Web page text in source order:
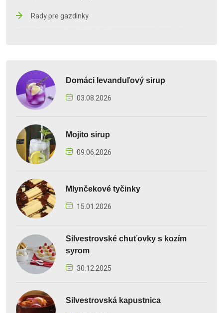
Rady pre gazdinky
Domáci levanduľový sirup
03.08.2026
Mojito sirup
09.06.2026
Mlynčekové tyčinky
15.01.2026
Silvestrovské chuťovky s kozím
syrom
30.12.2025
Silvestrovská kapustnica